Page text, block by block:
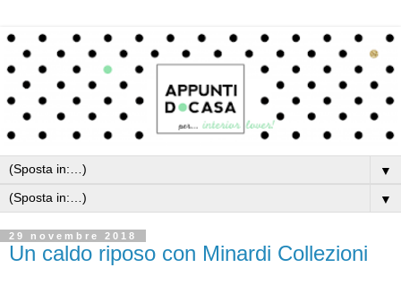
▼
▼
29 novembre 2018
Un caldo riposo con Minardi Collezioni